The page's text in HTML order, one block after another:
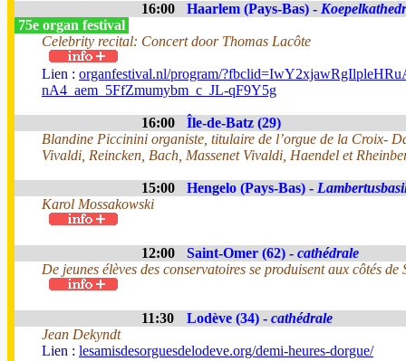
16:00 Haarlem (Pays-Bas) -
75e organ festival
Celebrity recital: Concert door Thomas Lacôte
Lien : organfestival.nl/program/
nA4_aem_5FfZmumybm_c_JL-qF9Y5g
16:00
Île-de-Batz (29)
Blandine Piccinini organiste, titulaire de l’orgue de la Croix-
Vivaldi, Reincken, Bach, Massenet Vivaldi, Haendel et
15:00 Hengelo (Pays-Bas) -
Karol Mossakowski
12:00 Saint-Omer (62) - cathédrale
De jeunes élèves des conservatoires se produisent aux côtés de
11:30 Lodève (34) - cathédrale
Jean Dekyndt
Lien : lesamisdesorguesdelodeve.org/demi-heures-dorgue/